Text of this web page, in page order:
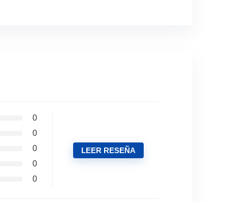
0
0
0
0
0
LEER RESEÑA